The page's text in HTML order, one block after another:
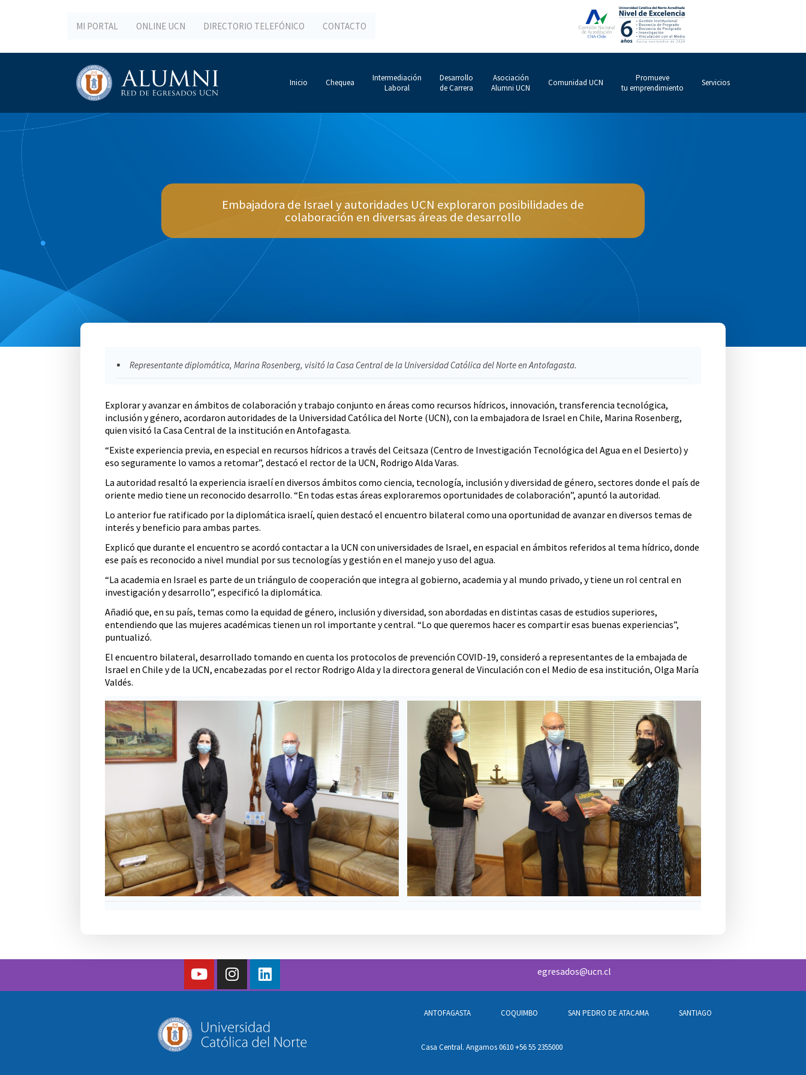
MI PORTAL ONLINE UCN DIRECTORIO TELEFÓNICO CONTACTO
Inicio Chequea
Intermediación
Laboral
Desarrollo
de Carrera
Asociación
Alumni UCN
Comunidad UCN
Promueve
tu emprendimiento
Servicios
Embajadora de Israel y autoridades UCN exploraron posibilidades de
colaboración en diversas áreas de desarrollo
Representante diplomática, Marina Rosenberg, visitó la Casa Central de la Universidad Católica del Norte en Antofagasta.
Explorar y avanzar en ámbitos de colaboración y trabajo conjunto en áreas como recursos hídricos, innovación, transferencia tecnológica,
inclusión y género, acordaron autoridades de la Universidad Católica del Norte (UCN), con la embajadora de Israel en Chile, Marina Rosenberg,
quien visitó la Casa Central de la institución en Antofagasta.
“Existe experiencia previa, en especial en recursos hídricos a través del Ceitsaza (Centro de Investigación Tecnológica del Agua en el Desierto) y
eso seguramente lo vamos a retomar”, destacó el rector de la UCN, Rodrigo Alda Varas.
La autoridad resaltó la experiencia israelí en diversos ámbitos como ciencia, tecnología, inclusión y diversidad de género, sectores donde el país de
oriente medio tiene un reconocido desarrollo. “En todas estas áreas exploraremos oportunidades de colaboración”, apuntó la autoridad.
Lo anterior fue ratificado por la diplomática israelí, quien destacó el encuentro bilateral como una oportunidad de avanzar en diversos temas de
interés y beneficio para ambas partes.
Explicó que durante el encuentro se acordó contactar a la UCN con universidades de Israel, en espacial en ámbitos referidos al tema hídrico, donde
ese país es reconocido a nivel mundial por sus tecnologías y gestión en el manejo y uso del agua.
“La academia en Israel es parte de un triángulo de cooperación que integra al gobierno, academia y al mundo privado, y tiene un rol central en
investigación y desarrollo”, especificó la diplomática.
Añadió que, en su país, temas como la equidad de género, inclusión y diversidad, son abordadas en distintas casas de estudios superiores,
entendiendo que las mujeres académicas tienen un rol importante y central. “Lo que queremos hacer es compartir esas buenas experiencias”,
puntualizó.
El encuentro bilateral, desarrollado tomando en cuenta los protocolos de prevención COVID-19, consideró a representantes de la embajada de
Israel en Chile y de la UCN, encabezadas por el rector Rodrigo Alda y la directora general de Vinculación con el Medio de esa institución, Olga María
Valdés.
egresados@ucn.cl
ANTOFAGASTA COQUIMBO SAN PEDRO DE ATACAMA SANTIAGO
Casa Central. Angamos 0610 +56 55 2355000